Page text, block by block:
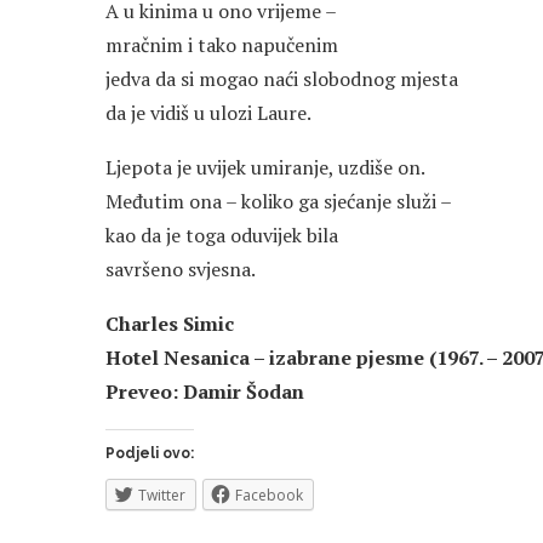
A u kinima u ono vrijeme –
mračnim i tako napučenim
jedva da si mogao naći slobodnog mjesta
da je vidiš u ulozi Laure.
Ljepota je uvijek umiranje, uzdiše on.
Međutim ona – koliko ga sjećanje služi –
kao da je toga oduvijek bila
savršeno svjesna.
Charles Simic
Hotel Nesanica – izabrane pjesme (1967. –
Preveo: Damir Šodan
Podjeli ovo:
Twitter Facebook